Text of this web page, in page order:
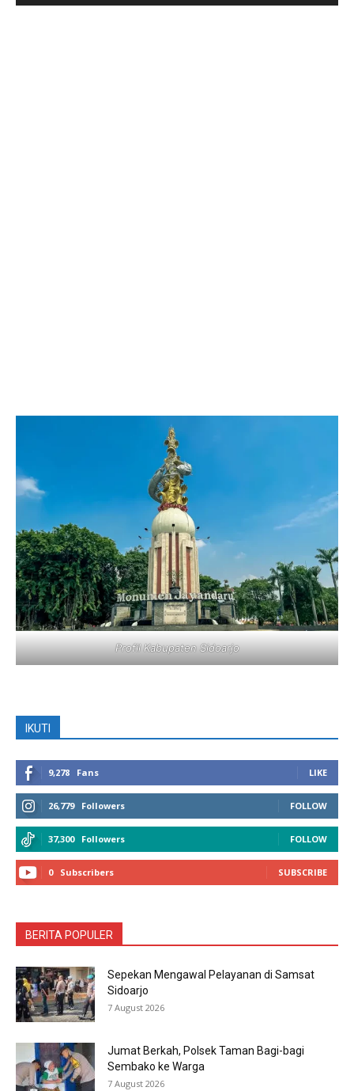
Profil Kabupaten Sidoarjo
IKUTI
9,278 Fans LIKE
26,779 Followers FOLLOW
37,300 Followers FOLLOW
0 Subscribers SUBSCRIBE
BERITA POPULER
Sepekan Mengawal Pelayanan di Samsat
Sidoarjo
7 August 2026
Jumat Berkah, Polsek Taman Bagi-bagi
Sembako ke Warga
7 August 2026